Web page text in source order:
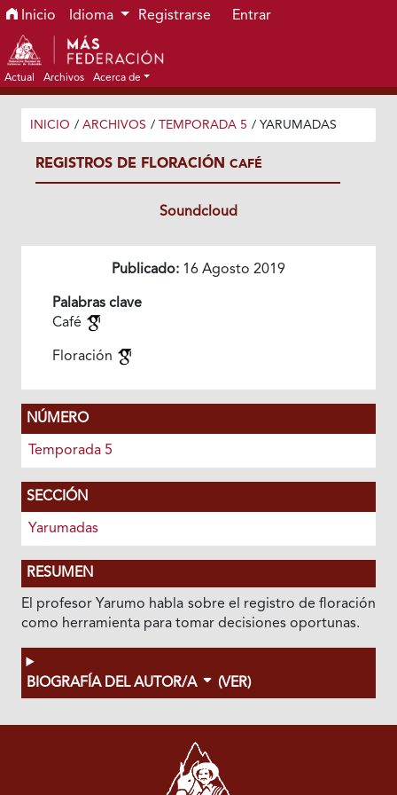
Ir al menú de navegación principal
Ir al contenido principal
Ir al pie de página del sitio
Inicio Idioma Registrarse Entrar
Actual Archivos Acerca de
INICIO / ARCHIVOS / TEMPORADA 5 / YARUMADAS
REGISTROS DE FLORACIÓN CAFÉ
Soundcloud
Publicado: 16 Agosto 2019
Palabras clave
Café
Floración
NÚMERO
Temporada 5
SECCIÓN
Yarumadas
RESUMEN
El profesor Yarumo habla sobre el registro de floración
como herramienta para tomar decisiones oportunas.
BIOGRAFÍA DEL AUTOR/A (VER)